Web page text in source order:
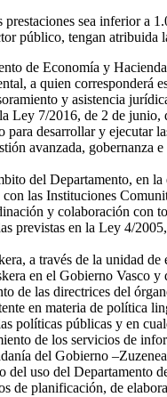
sea inferior a
público, tengan
de Economía y
a quien corresponderá
y asistencia
Ley 7/2016, de 2 de
para desarrollar y ejecutar
avanzada, gobernanza
del Departamento, en
las Instituciones
y colaboración con
previstas en la Ley 4/
a través de la unidad
en el Gobierno Vasco
de las directrices del
en materia de política
políticas públicas y en
de los servicios de
del Gobierno
uso del Departamento
de planificación, de